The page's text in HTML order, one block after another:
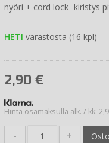
nyöri + cord lock -kiristys
HETI varastosta (16 kpl)
2,90 €
Hinta osamaksulla alk. / kk:
- +